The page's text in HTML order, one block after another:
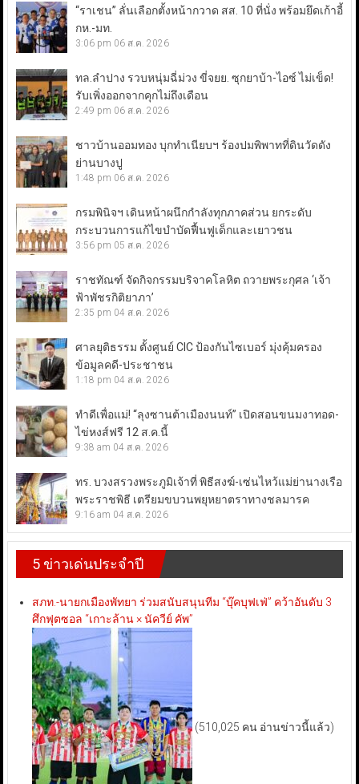
“ราเชน” ลั่นเลือกตั้งหน้ากวาด สส. 10 ที่นั่ง พร้อมยึดเก้าอี้
กห.-มท.
3:06 pm 06 ส.ค. 2026
ทล.ลำปาง รวบหนุ่มฉี่ม่วง ขี่จยย. ซุกยาบ้า-ไอซ์ ไม่เข็ด!
รับเพิ่งออกจากคุกไม่ถึงเดือน
2:49 pm 06 ส.ค. 2026
ชาวบ้านออมทอง บุกทำเนียบฯ ร้องปมพิพาทที่ดินวัดดัง
ย่านบางปู
1:48 pm 06 ส.ค. 2026
กรมพินิจฯ เดินหน้าผนึกกำลังทุกภาคส่วน ยกระดับ
กระบวนการแก้ไขบำบัดฟื้นฟูเด็กและเยาวชน
3:56 pm 05 ส.ค. 2026
ราชทัณฑ์ จัดกิจกรรมบริจาคโลหิต ถวายพระกุศล ‘เจ้า
ฟ้าพัชรกิติยาภา’
2:35 pm 04 ส.ค. 2026
ศาลยุติธรรม ตั้งศูนย์ CIC ป้องกันไซเบอร์ มุ่งคุ้มครอง
ข้อมูลคดี-ประชาชน
1:18 pm 04 ส.ค. 2026
ทำดีเพื่อแม่! “ลุงซานต้าเมืองนนท์” เปิดสอนขนมงาทอด-
ไข่หงส์ฟรี 12 ส.ค.นี้
9:38 am 04 ส.ค. 2026
ทร. บวงสรวงพระภูมิเจ้าที่ พิธีสงฆ์-เซ่นไหว้แม่ย่านางเรือ
พระราชพิธี เตรียมขบวนพยุหยาตราทางชลมารค
9:16 am 04 ส.ค. 2026
5 ข่าวเด่นประจำปี
สภท.-นายกเมืองพัทยา ร่วมสนับสนุนทีม “บุ๊คบุฟเฟ่” คว้าอันดับ 3
ศึกฟุตซอล “เกาะล้าน × นัควีย์ คัพ”
(510,025 คน อ่านข่าวนี้แล้ว)